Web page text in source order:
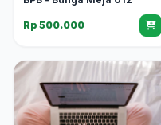
Rp 500.000